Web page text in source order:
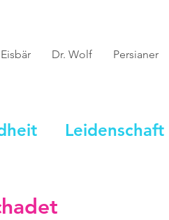
Eisbär Dr. Wolf Persianer
Leidenschaft